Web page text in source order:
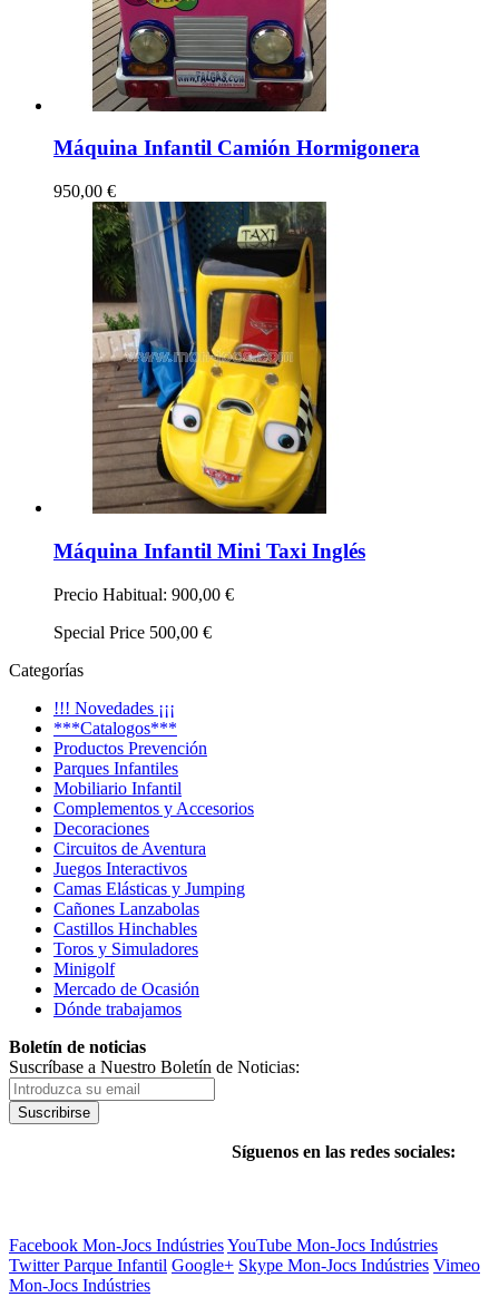
Máquina Infantil Camión Hormigonera
950,00 €
Máquina Infantil Mini Taxi Inglés
Precio Habitual: 900,00 €
Special Price 500,00 €
Categorías
!!! Novedades ¡¡¡
***Catalogos***
Productos Prevención
Parques Infantiles
Mobiliario Infantil
Complementos y Accesorios
Decoraciones
Circuitos de Aventura
Juegos Interactivos
Camas Elásticas y Jumping
Cañones Lanzabolas
Castillos Hinchables
Toros y Simuladores
Minigolf
Mercado de Ocasión
Dónde trabajamos
Boletín de noticias
Suscríbase a Nuestro Boletín de Noticias:
Suscribirse
Síguenos en las redes sociales:
Facebook Mon-Jocs IndústriesYouTube Mon-Jocs Indústries
Twitter Parque Infantil Google+ Skype Mon-Jocs Indústries Vimeo
Mon-Jocs Indústries